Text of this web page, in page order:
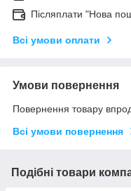
Післяплати "Нова
Всі умови оплати
Умови повернення
Повернення товару
Всі умови повернення
Подібні товари